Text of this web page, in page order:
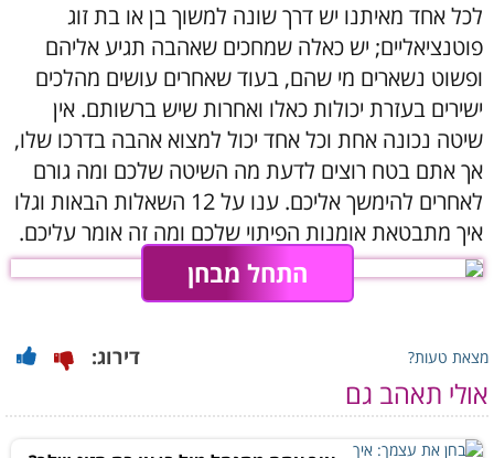
לכל אחד מאיתנו יש דרך שונה למשוך בן או בת זוג
פוטנציאליים; יש כאלה שמחכים שאהבה תגיע אליהם
ופשוט נשארים מי שהם, בעוד שאחרים עושים מהלכים
ישירים בעזרת יכולות כאלו ואחרות שיש ברשותם. אין
שיטה נכונה אחת וכל אחד יכול למצוא אהבה בדרכו שלו,
אך אתם בטח רוצים לדעת מה השיטה שלכם ומה גורם
לאחרים להימשך אליכם. ענו על 12 השאלות הבאות וגלו
איך מתבטאת אומנות הפיתוי שלכם ומה זה אומר עליכם.
התחל מבחן
מצאת טעות? דירוג:
אולי תאהב גם